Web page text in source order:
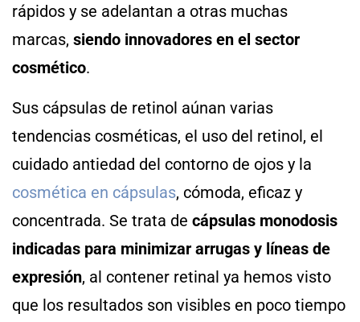
rápidos y se adelantan a otras muchas
marcas, siendo innovadores en el sector
cosmético.
Sus cápsulas de retinol aúnan varias
tendencias cosméticas, el uso del retinol, el
cuidado antiedad del contorno de ojos y la
cosmética en cápsulas, cómoda, eficaz y
concentrada. Se trata de cápsulas monodosis
indicadas para minimizar arrugas y líneas de
expresión, al contener retinal ya hemos visto
que los resultados son visibles en poco tiempo